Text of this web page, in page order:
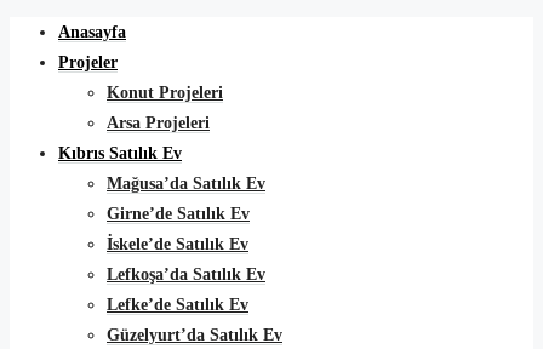
Anasayfa
Projeler
Konut Projeleri
Arsa Projeleri
Kıbrıs Satılık Ev
Mağusa’da Satılık Ev
Girne’de Satılık Ev
İskele’de Satılık Ev
Lefkoşa’da Satılık Ev
Lefke’de Satılık Ev
Güzelyurt’da Satılık Ev